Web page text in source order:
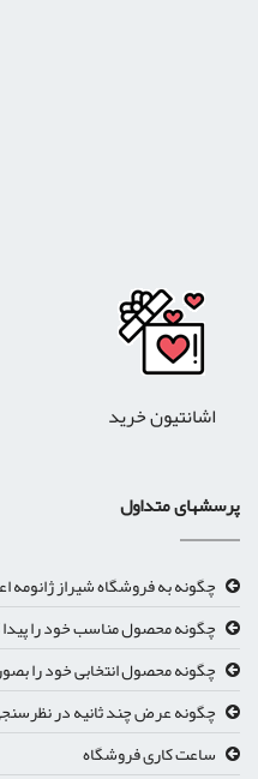
اشانتیون خرید
پرسشهای متداول
چگونه به فروشگاه شیراز ژانومه
چگونه محصول مناسب خود را
چگونه محصول انتخابی خود را
چگونه عرض چند ثانیه در
ساعت کاری فروشگاه